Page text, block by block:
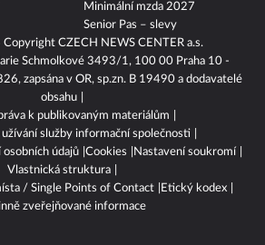
CZECH NEWS CENTER a.s.
Schmolkové 3493/1, 100 00 Praha 10 -
zapsána v OR, sp.zn. B 19490 a dodavatelé
obsahu
k publikovaným materiálům
služby informační společnosti
osobních údajů Cookies
Nastavení soukromí
Vlastnická struktura
/ Single Points of Contact
Etický kodex
zveřejňované informace
Minimální mzda 2027
Senior Pas – slevy